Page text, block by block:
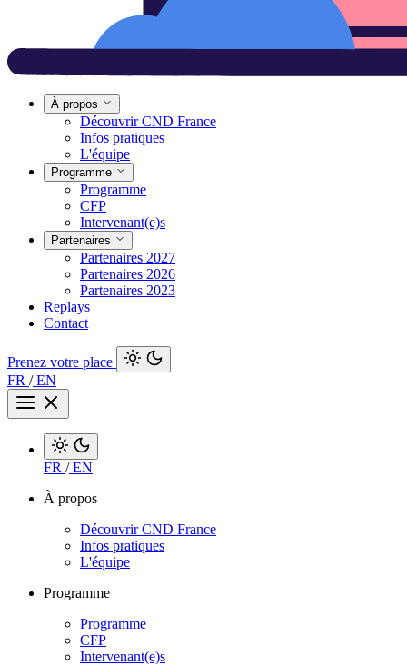
À propos
Découvrir CND France
Infos pratiques
L'équipe
Programme
Programme
CFP
Intervenant(e)s
Partenaires
Partenaires 2027
Partenaires 2026
Partenaires 2023
Replays
Contact
Prenez votre place
FR /EN
FR /EN
À propos
Découvrir CND France
Infos pratiques
L'équipe
Programme
Programme
CFP
Intervenant(e)s